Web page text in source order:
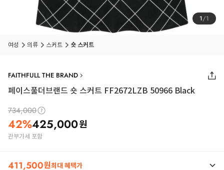
1/1
여성 의류 스커트 숏 스커트
FAITHFULL THE BRAND
페이스풀더브랜드 숏 스커트 FF2672LZB 50966 Black
734,000
42%425,000원
관부가세 포함
411,500원최대 혜택가